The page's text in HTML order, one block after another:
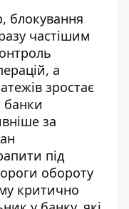
блокування
частішим
а
зростає
банки
за
під
обороту
критично